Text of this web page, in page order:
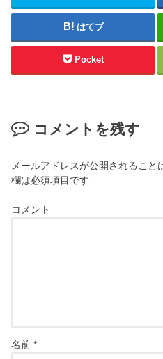
はてブ
Pocket
コメントを残す
メールアドレスが公開されること
欄は必須項目です
コメント
名前*